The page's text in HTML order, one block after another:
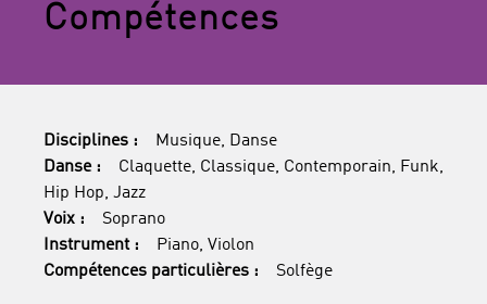
Compétences
Disciplines :
Musique, Danse
Danse :
Claquette, Classique, Contemporain, Funk,
Hip Hop, Jazz
Voix :
Soprano
Instrument :
Piano, Violon
Compétences particulières :
Solfège